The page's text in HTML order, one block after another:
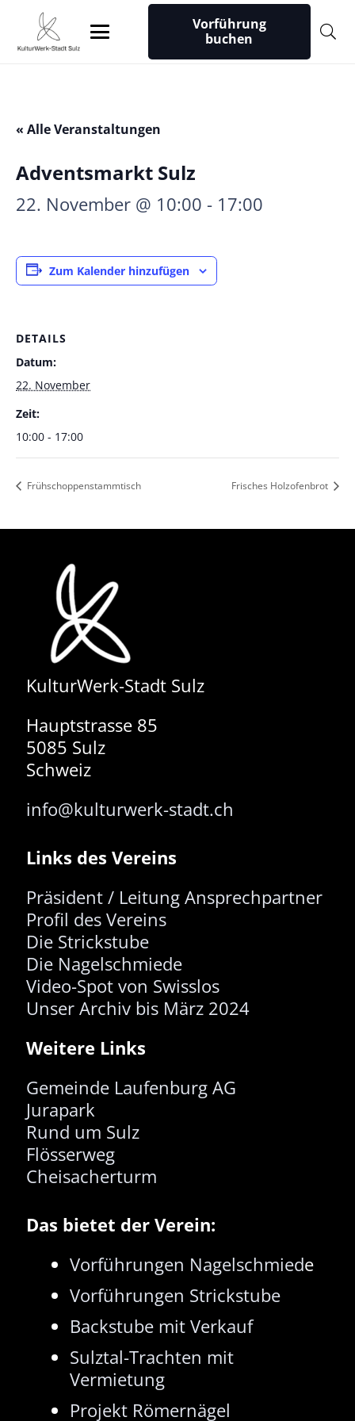
Vorführung
buchen
« Alle Veranstaltungen
Adventsmarkt Sulz
22. November @ 10:00 - 17:00
Zum Kalender hinzufügen
DETAILS
Datum:
22. November
Zeit:
10:00 - 17:00
Frühschoppenstammtisch Frisches Holzofenbrot
KulturWerk-Stadt Sulz
Hauptstrasse 85
5085 Sulz
Schweiz
info@kulturwerk-stadt.ch
Links des Vereins
Präsident / Leitung Ansprechpartner
Profil des Vereins
Die Strickstube
Die Nagelschmiede
Video-Spot von Swisslos
Unser Archiv bis März 2024
Weitere Links
Gemeinde Laufenburg AG
Jurapark
Rund um Sulz
Flösserweg
Cheisacherturm
Das bietet der Verein:
Vorführungen Nagelschmiede
Vorführungen Strickstube
Backstube mit Verkauf
Sulztal-Trachten mit
Vermietung
Projekt Römernägel